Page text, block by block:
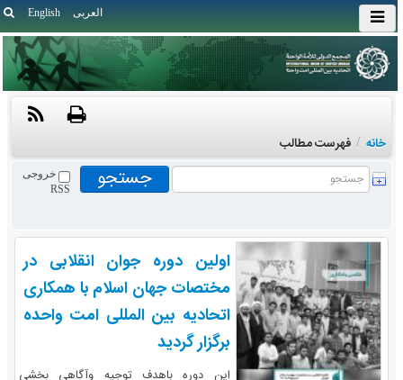
English العربی
خانه / فهرست مطالب
خروجی
RSS
اولین دوره جوان انقلابی در
مختصات جهان اسلام با همکاری
اتحادیه بین المللی امت واحده
برگزار گردید
این دوره باهدف توجیه وآگاهی بخشی